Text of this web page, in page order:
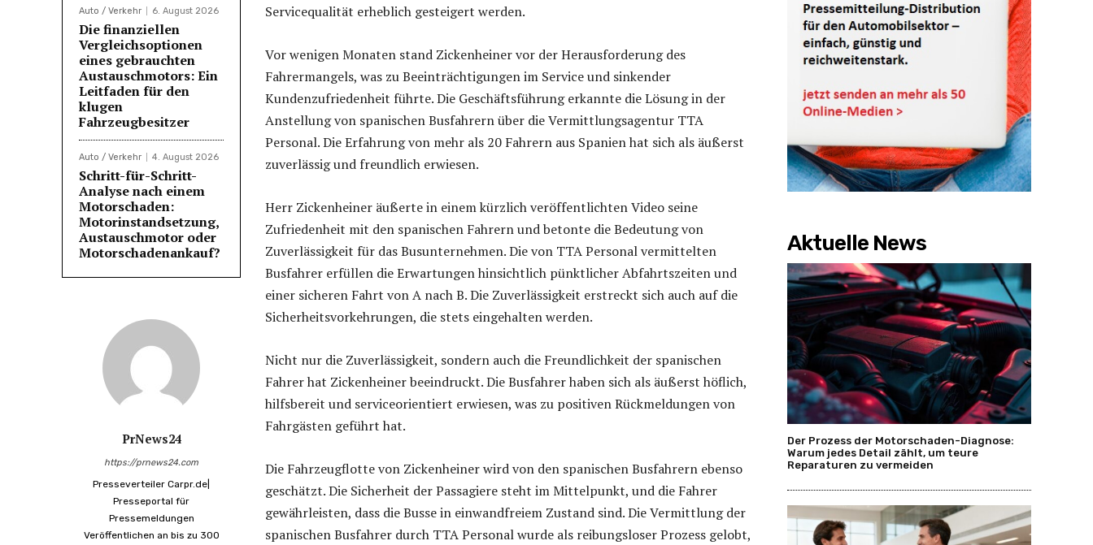
Auto / Verkehr 6. August 2026
Die finanziellen
Vergleichsoptionen
eines gebrauchten
Austauschmotors: Ein
Leitfaden für den
klugen
Fahrzeugbesitzer
Auto / Verkehr 4. August 2026
Schritt-für-Schritt-
Analyse nach einem
Motorschaden:
Motorinstandsetzung,
Austauschmotor oder
Motorschadenankauf?
PrNews24
https://prnews24.com
Presseverteiler Carpr.de|
Presseportal für
Pressemeldungen
Veröffentlichen an bis zu 300
Servicequalität erheblich gesteigert werden.
Vor wenigen Monaten stand Zickenheiner vor der Herausforderung des
Fahrermangels, was zu Beeinträchtigungen im Service und sinkender
Kundenzufriedenheit führte. Die Geschäftsführung erkannte die Lösung in der
Anstellung von spanischen Busfahrern über die Vermittlungsagentur TTA
Personal. Die Erfahrung von mehr als 20 Fahrern aus Spanien hat sich als äußerst
zuverlässig und freundlich erwiesen.
Herr Zickenheiner äußerte in einem kürzlich veröffentlichten Video seine
Zufriedenheit mit den spanischen Fahrern und betonte die Bedeutung von
Zuverlässigkeit für das Busunternehmen. Die von TTA Personal vermittelten
Busfahrer erfüllen die Erwartungen hinsichtlich pünktlicher Abfahrtszeiten und
einer sicheren Fahrt von A nach B. Die Zuverlässigkeit erstreckt sich auch auf die
Sicherheitsvorkehrungen, die stets eingehalten werden.
Nicht nur die Zuverlässigkeit, sondern auch die Freundlichkeit der spanischen
Fahrer hat Zickenheiner beeindruckt. Die Busfahrer haben sich als äußerst höflich,
hilfsbereit und serviceorientiert erwiesen, was zu positiven Rückmeldungen von
Fahrgästen geführt hat.
Die Fahrzeugflotte von Zickenheiner wird von den spanischen Busfahrern ebenso
geschätzt. Die Sicherheit der Passagiere steht im Mittelpunkt, und die Fahrer
gewährleisten, dass die Busse in einwandfreiem Zustand sind. Die Vermittlung der
spanischen Busfahrer durch TTA Personal wurde als reibungsloser Prozess gelobt,
Aktuelle News
Der Prozess der Motorschaden-Diagnose:
Warum jedes Detail zählt, um teure
Reparaturen zu vermeiden